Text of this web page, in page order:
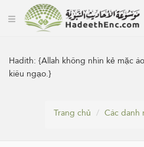
Hadith:{Allah không nhìn kẻ mặc
kiêu ngạo.}
Trang chủ Các danh